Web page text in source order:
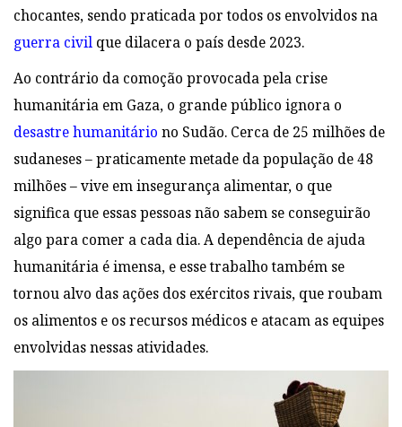
chocantes, sendo praticada por todos os envolvidos na
guerra civil que dilacera o país desde 2023.
Ao contrário da comoção provocada pela crise
humanitária em Gaza, o grande público ignora o
desastre humanitário no Sudão. Cerca de 25 milhões de
sudaneses – praticamente metade da população de 48
milhões – vive em insegurança alimentar, o que
significa que essas pessoas não sabem se conseguirão
algo para comer a cada dia. A dependência de ajuda
humanitária é imensa, e esse trabalho também se
tornou alvo das ações dos exércitos rivais, que roubam
os alimentos e os recursos médicos e atacam as equipes
envolvidas nessas atividades.